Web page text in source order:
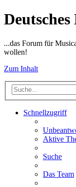
...das Forum für
wollen!
Zum Inhalt
Schnellzugriff
Aktive
Suche
Das Team